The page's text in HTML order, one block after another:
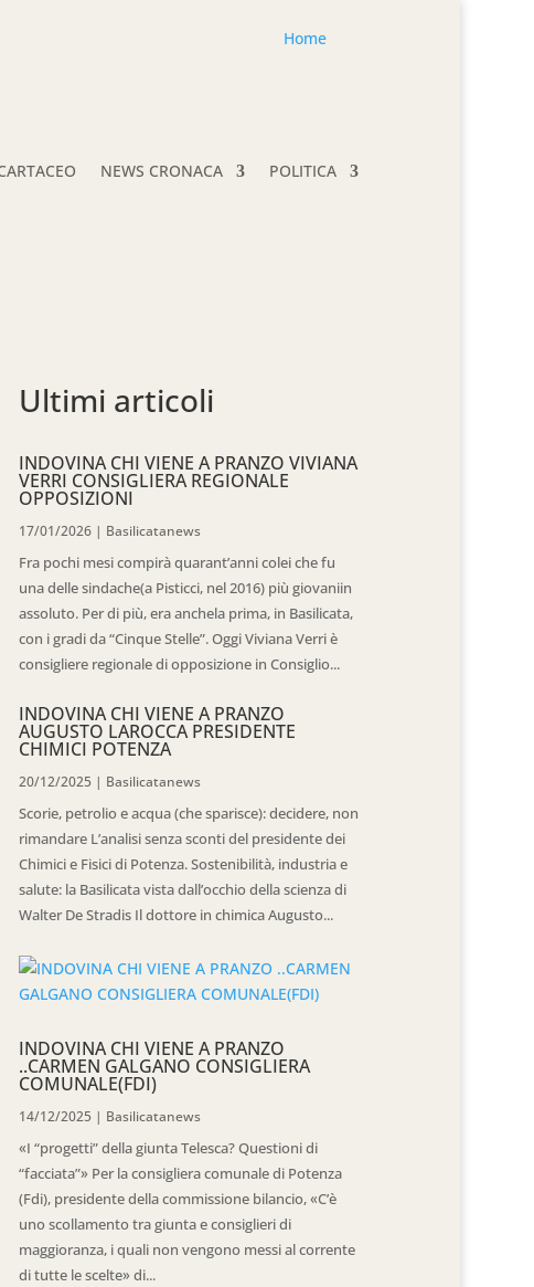
Home
NEWS CRONACA POLITICA
Ultimi articoli
INDOVINA CHI VIENE A PRANZO VIVIANA
VERRI CONSIGLIERA REGIONALE
OPPOSIZIONI
17/01/2026| Basilicatanews
Fra pochi mesi compirà quarant’anni colei che fu
una delle sindache(a Pisticci, nel 2016) più giovaniin
assoluto. Per di più, era anchela prima, in Basilicata,
con i gradi da “Cinque Stelle”. Oggi Viviana Verri è
consigliere regionale di opposizione in Consiglio...
INDOVINA CHI VIENE A PRANZO
AUGUSTO LAROCCA PRESIDENTE
CHIMICI POTENZA
20/12/2025 | Basilicatanews
Scorie, petrolio e acqua (che sparisce): decidere, non
rimandare L’analisi senza sconti del presidente dei
Chimici e Fisici di Potenza. Sostenibilità, industria e
salute: la Basilicata vista dall’occhio della scienza di
Walter De Stradis Il dottore in chimica Augusto...
INDOVINA CHI VIENE A PRANZO
..CARMEN GALGANO CONSIGLIERA
COMUNALE(FDI)
14/12/2025 | Basilicatanews
«I “progetti” della giunta Telesca? Questioni di
“facciata”» Per la consigliera comunale di Potenza
(Fdi), presidente della commissione bilancio, «C’è
uno scollamento tra giunta e consiglieri di
maggioranza, i quali non vengono messi al corrente
di tutte le scelte» di...